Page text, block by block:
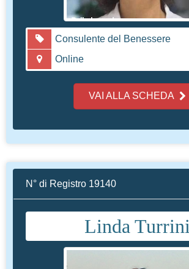
N° di Registro 19140
Linda Turrini
Consulente del Benessere
Online
VAI ALLA SCHEDA